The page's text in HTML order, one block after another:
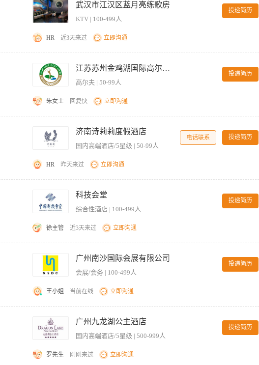
武汉市江汉区蓝月亮练歌房
KTV | 100-499人
投递简历
HR 近3天来过 立即沟通
江苏苏州金鸡湖国际高尔夫俱乐部
高尔夫 | 50-99人
投递简历
朱女士 回复快 立即沟通
握高尔夫知识，熟悉高尔夫规则，了解本俱乐部规则。 【岗位要求】 1、形象端正，体魄强健，
客服务意识，能吃苦耐劳。
济南诗莉莉度假酒店
国内高端酒店/5星级 | 50-99人
电话联系 投递简历
HR 昨天来过 立即沟通
的动向，防止意外的发生，确保宾客的安全； 5、定时检测更衣室，杜绝隐患。 上岗要求： 1、能
的服务意识和工作责任心； 3、能适应轮班制工作。
科技会堂
综合性酒店 | 100-499人
投递简历
徐主管 近3天来过 立即沟通
间的服务需求与突发状况，做好客户沟通。 5. 协助进行会议服务物资的管理、盘点与申购。 6.
管理、旅游管理、会展服务等相关专业优先。 2. 三年以上会议服务、高端宴会或酒店前厅管理经
理各类服务问题。 4.形象气质佳，工作严谨细致，有责任心，具备团队协作精神。 5.能够适应会
广州南沙国际会展有限公司
会展/会务 | 100-499人
投递简历
王小姐 当前在线 立即沟通
前检查摆台、卫生、用品供应及设施设备的完好情况； 5.负责记录宾客的意见反馈和投诉，负责
区域设施设备状况，及时上报工程维修，保证厅室接待工作的正常运行； 7.每月更新接待客史，
上学历，热爱服务行业，空乘、会展、酒店管理专业优先； 2.熟悉会展业务，了解会展行业的动
识； 4.具备一定的处理突发事件的能力，能够对宾客的问题进行有效的跟踪和解决。
广州九龙湖公主酒店
国内高端酒店/5星级 | 500-999人
投递简历
罗先生 刚刚来过 立即沟通